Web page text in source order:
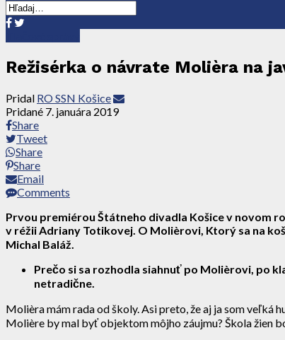
Režisérka o návrate Molièra na
Pridal RO SSN Košice
Pridané 7. januára 2019
Share
Tweet
Share
Share
Email
Comments
Prvou premiérou Štátneho divadla Košice v novom
v réžii Adriany Totikovej. O Molièrovi, Ktorý sa na
Michal Baláž.
Prečo si sa rozhodla siahnuť po Molièrovi, po
netradične.
Molièra mám rada od školy. Asi preto, že aj ja som veľká
Molière by mal byť objektom môjho záujmu? Škola žien